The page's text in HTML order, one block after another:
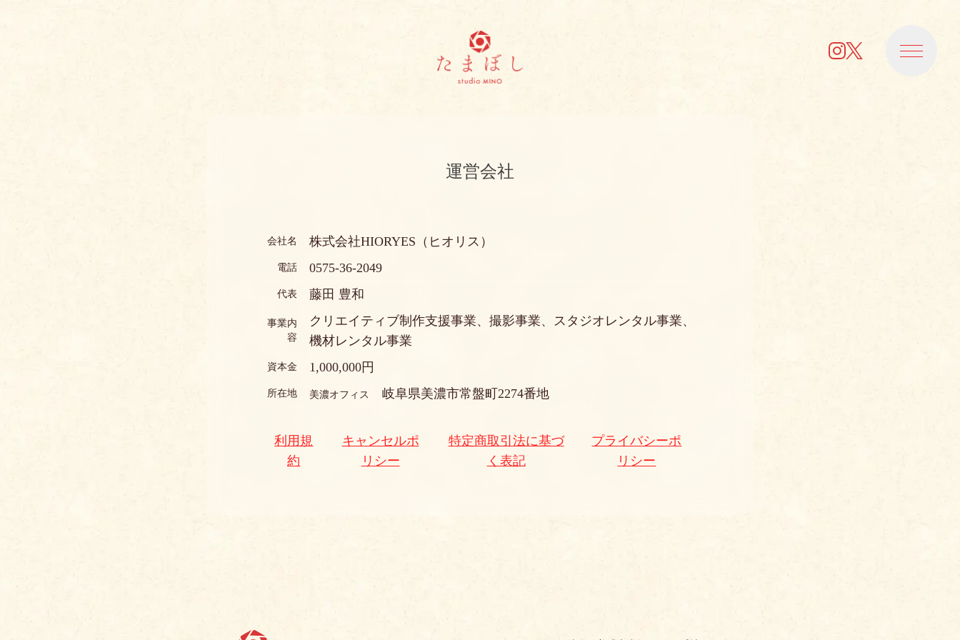
運営会社
会社名 株式会社HIORYES（ヒオリス）
電話 0575-36-2049
代表 藤田 豊和
事業内
容
クリエイティブ制作支援事業、撮影事業、スタジオレンタル事業、
機材レンタル事業
資本金 1,000,000円
所在地 美濃オフィス 岐阜県美濃市常盤町2274番地
利用規
約
キャンセルポ
リシー
特定商取引法に基づ
く表記
プライバシーポ
リシー